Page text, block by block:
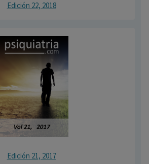
Edición 22, 2018
Edición 21, 2017